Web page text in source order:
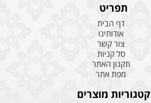
תפריט
דף הבית
אודותינו
צור קשר
סל קניות
תקנון האתר
מפת אתר
קטגוריות מוצרים